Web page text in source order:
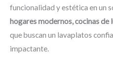
funcionalidad y estética en un
hogares modernos, cocinas
que buscan un lavaplatos
impactante.